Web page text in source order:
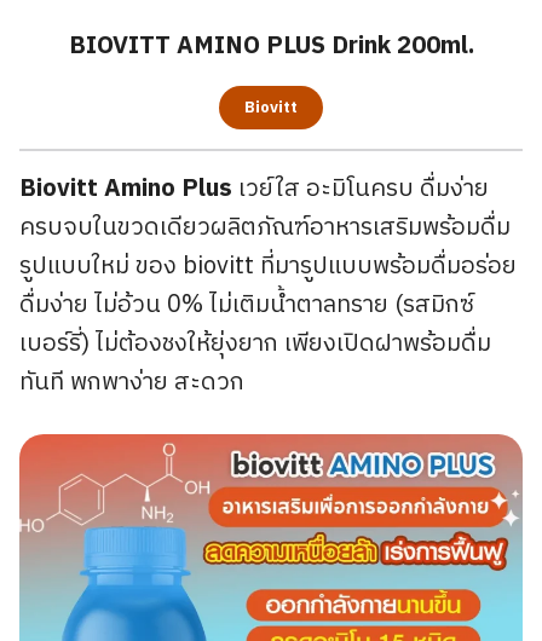
BIOVITT AMINO PLUS Drink 200ml.
Biovitt
Biovitt Amino Plus เวย์ใส อะมิโนครบ ดื่มง่าย
ครบจบในขวดเดียวผลิตภัณฑ์อาหารเสริมพร้อมดื่ม
รูปแบบใหม่ ของ biovitt ที่มารูปแบบพร้อมดื่มอร่อย
ดื่มง่าย ไม่อ้วน 0% ไม่เติมน้ำตาลทราย (รสมิกซ์
เบอร์รี่) ไม่ต้องชงให้ยุ่งยาก เพียงเปิดฝาพร้อมดื่ม
ทันที พกพาง่าย สะดวก